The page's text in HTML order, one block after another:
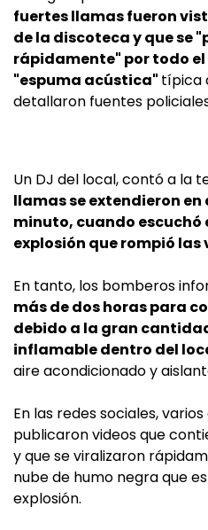
fuertes llamas fueron
de la discoteca y que se
rápidamente" por todo
"espuma acústica" típica
detallaron fuentes
Un DJ del local, contó a la
llamas se extendieron
minuto, cuando escuchó
explosión que rompió las
En tanto, los bomberos
más de dos horas para
debido a la gran
inflamable dentro del
aire acondicionado y
En las redes sociales,
publicaron videos que
y que se viralizaron
nube de humo negra que
explosión.